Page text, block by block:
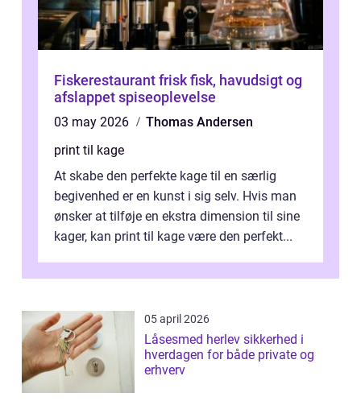
Fiskerestaurant frisk fisk, havudsigt og
afslappet spiseoplevelse
03 may 2026
Thomas Andersen
print til kage
At skabe den perfekte kage til en særlig
begivenhed er en kunst i sig selv. Hvis man
ønsker at tilføje en ekstra dimension til sine
kager, kan print til kage være den perfekt...
05 april 2026
Låsesmed herlev sikkerhed i
hverdagen for både private og
erhverv